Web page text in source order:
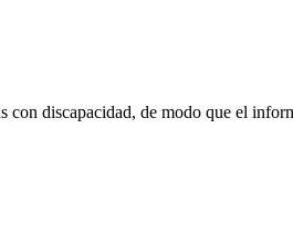
discapacidad, de modo que el